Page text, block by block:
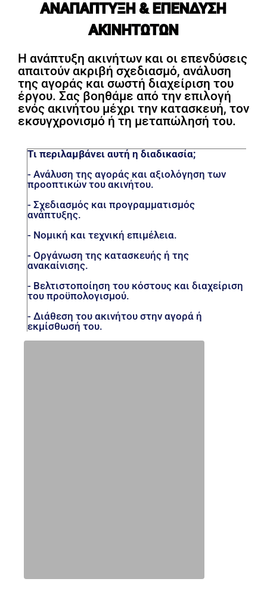
ΑΝΑΠΑΠΤΥΞΗ & ΕΠΕΝΔΥΣΗ
ΑΚΙΝΗΤΩΤΩΝ
Η ανάπτυξη ακινήτων και οι επενδύσεις
απαιτούν ακριβή σχεδιασμό, ανάλυση
της αγοράς και σωστή διαχείριση του
έργου. Σας βοηθάμε από την επιλογή
ενός ακινήτου μέχρι την κατασκευή, τον
εκσυγχρονισμό ή τη μεταπώλησή του.
Τι περιλαμβάνει αυτή η διαδικασία;
- Ανάλυση της αγοράς και αξιολόγηση των
προοπτικών του ακινήτου.
- Σχεδιασμός και προγραμματισμός
ανάπτυξης.
- Νομική και τεχνική επιμέλεια.
- Οργάνωση της κατασκευής ή της
ανακαίνισης.
- Βελτιστοποίηση του κόστους και διαχείριση
του προϋπολογισμού.
- Διάθεση του ακινήτου στην αγορά ή
εκμίσθωσή του.